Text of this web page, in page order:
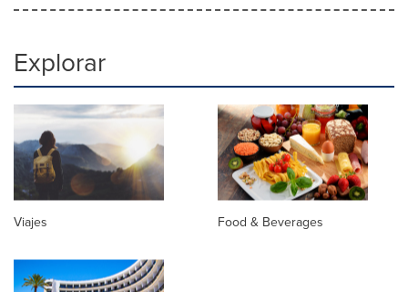
Explorar
Viajes Food & Beverages